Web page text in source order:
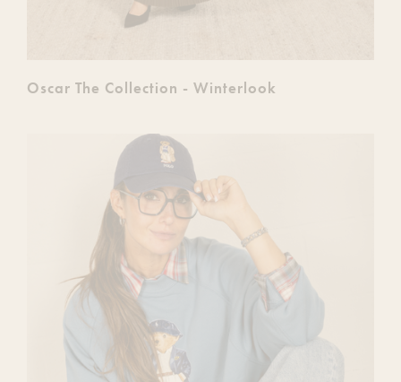
Oscar The Collection - Winterlook